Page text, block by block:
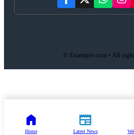
© Example.com • All
Home Latest News